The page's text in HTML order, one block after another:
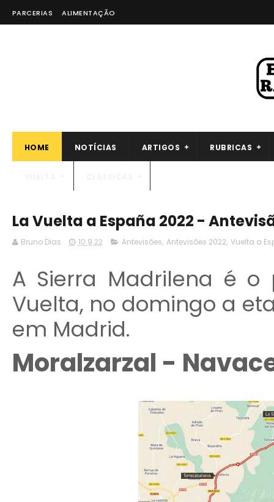
PARCERIAS ALIMENTAÇÃO
HOME NOTÍCIAS ARTIGOS RUBRICAS
La Vuelta a España 2022 -
Bruno Dias 10.9.22 Antevisões, Antevisões 2022, Vuelta a
A Sierra Madrilena é
Vuelta, no domingo a
em Madrid.
Moralzarzal -